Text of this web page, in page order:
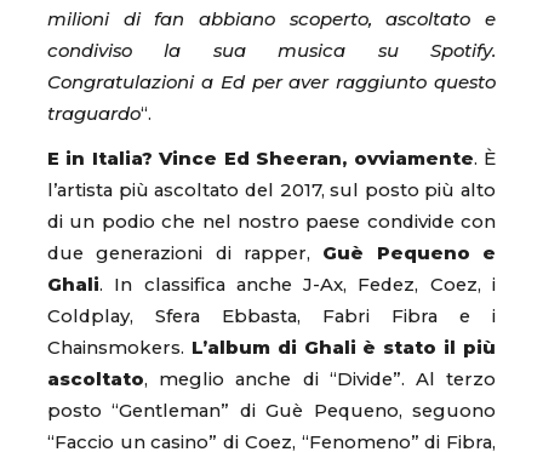
milioni di fan abbiano scoperto, ascoltato e
condiviso la sua musica su Spotify.
Congratulazioni a Ed per aver raggiunto questo
traguardo“.
E in Italia? Vince Ed Sheeran, ovviamente. È
l’artista più ascoltato del 2017, sul posto più alto
di un podio che nel nostro paese condivide con
due generazioni di rapper, Guè Pequeno e
Ghali. In classifica anche J-Ax, Fedez, Coez, i
Coldplay, Sfera Ebbasta, Fabri Fibra e i
Chainsmokers. L’album di Ghali è stato il più
ascoltato, meglio anche di “Divide”. Al terzo
posto “Gentleman” di Guè Pequeno, seguono
“Faccio un casino” di Coez, “Fenomeno” di Fibra,